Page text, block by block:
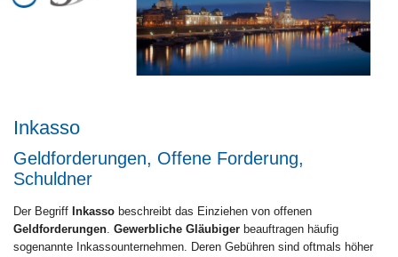
Inkasso
Geldforderungen, Offene Forderung,
Schuldner
Der Begriff Inkasso beschreibt das Einziehen von offenen
Geldforderungen Gewerbliche Gläubiger beauftragen häufig
sogenannte Inkassounternehmen. Deren Gebühren sind oftmals höher